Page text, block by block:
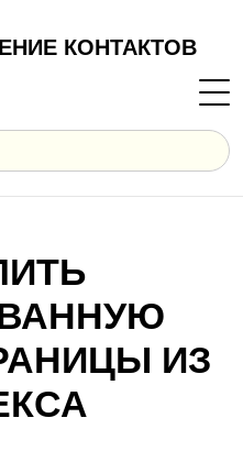
КОНТАКТОВ
ИЗ